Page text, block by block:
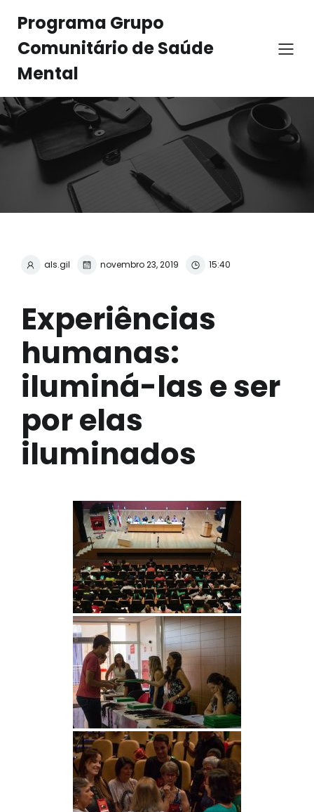
Programa Grupo
Comunitário de Saúde
Mental
als.gil novembro 23, 2019 15:40
Experiências
humanas:
iluminá-las e ser
por elas
iluminados